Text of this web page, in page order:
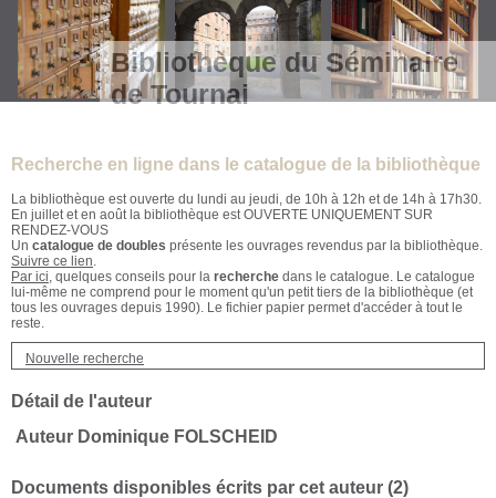
Bibliothèque du Séminaire
de Tournai
Recherche en ligne dans le catalogue de la bibliothèque
La bibliothèque est ouverte du lundi au jeudi, de 10h à 12h et de 14h à 17h30.
En juillet et en août la bibliothèque est OUVERTE UNIQUEMENT SUR
RENDEZ-VOUS
Un catalogue de doubles présente les ouvrages revendus par la bibliothèque.
Suivre ce lien.
Par ici, quelques conseils pour la recherche dans le catalogue. Le catalogue
lui-même ne comprend pour le moment qu'un petit tiers de la bibliothèque (et
tous les ouvrages depuis 1990). Le fichier papier permet d'accéder à tout le
reste.
Nouvelle recherche
Détail de l'auteur
Auteur Dominique FOLSCHEID
Documents disponibles écrits par cet auteur (2)